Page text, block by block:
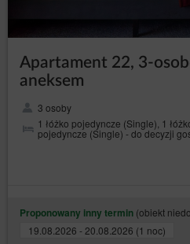
2.
Goście ponoszą
szkody powstałe z ich winy
Apartament 22, 3-
aneksem
3 osoby
1 łóżko pojedyncze (Single), 1
pojedyncze (Single) - do decyzji
Proponowany inny termin (obiekt
19.08.2026 - 20.08.2026 (1 noc)